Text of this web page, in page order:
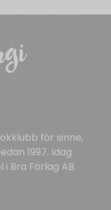
för sinne,
1997. Idag
Bra Förlag AB.